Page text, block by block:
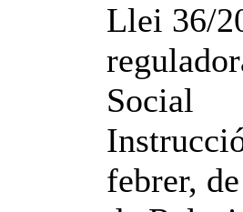
Llei 36/
Social
febrer,